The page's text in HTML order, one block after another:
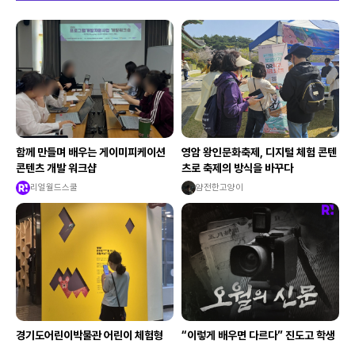
함께 만들며 배우는 게이미피케이션
콘텐츠 개발 워크샵
리얼월드스쿨
영암 왕인문화축제, 디지털 체험 콘텐
츠로 축제의 방식을 바꾸다
얌전한고양이
경기도어린이박물관 어린이 체험형
“이렇게 배우면 다르다” 진도고 학생